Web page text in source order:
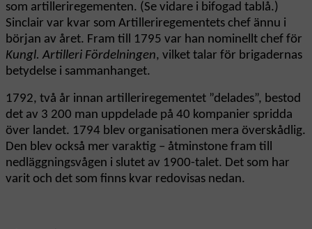
som artilleriregementen. (Se vidare i bifogad tablå.)
Sinclair var kvar som Artilleriregementets chef ännu i
början av året. Fram till 1795 var han nominellt chef för
Kungl. Artilleri Fördelningen, vilket talar för brigadernas
betydelse i sammanhanget.
1792, två år innan artilleriregementet ”delades”, bestod
det av 3 200 man uppdelade på 40 kompanier spridda
över landet. 1794 blev organisationen mera överskådlig.
Den blev också mer varaktig – åtminstone fram till
nedläggningsvågen i slutet av 1900-talet. Det som har
varit och det som finns kvar redovisas nedan.